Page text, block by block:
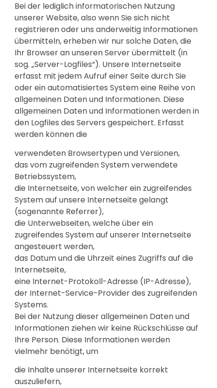
Bei der lediglich informatorischen Nutzung
unserer Website, also wenn Sie sich nicht
registrieren oder uns anderweitig Informationen
übermitteln, erheben wir nur solche Daten, die
Ihr Browser an unseren Server übermittelt (in
sog. „Server-Logfiles“). Unsere Internetseite
erfasst mit jedem Aufruf einer Seite durch Sie
oder ein automatisiertes System eine Reihe von
allgemeinen Daten und Informationen. Diese
allgemeinen Daten und Informationen werden in
den Logfiles des Servers gespeichert. Erfasst
werden können die
verwendeten Browsertypen und Versionen,
das vom zugreifenden System verwendete
Betriebssystem,
die Internetseite, von welcher ein zugreifendes
System auf unsere Internetseite gelangt
(sogenannte Referrer),
die Unterwebseiten, welche über ein
zugreifendes System auf unserer Internetseite
angesteuert werden,
das Datum und die Uhrzeit eines Zugriffs auf die
Internetseite,
eine Internet-Protokoll-Adresse (IP-Adresse),
der Internet-Service-Provider des zugreifenden
Systems.
Bei der Nutzung dieser allgemeinen Daten und
Informationen ziehen wir keine Rückschlüsse auf
Ihre Person. Diese Informationen werden
vielmehr benötigt, um
die Inhalte unserer Internetseite korrekt
auszuliefern,